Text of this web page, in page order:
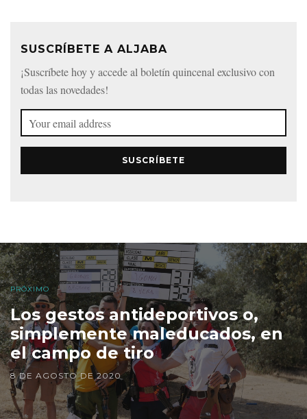
SUSCRÍBETE A ALJABA
¡Suscríbete hoy y accede al boletín quincenal exclusivo con
todas las novedades!
SUSCRÍBETE
PRÓXIMO
Los gestos antideportivos o,
simplemente maleducados, en
el campo de tiro
8 DE AGOSTO DE 2020